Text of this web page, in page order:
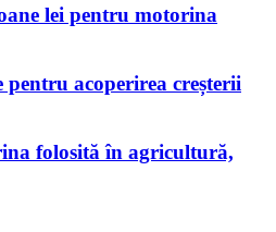
lei pentru motorina
acoperirea creșterii
folosită în agricultură,